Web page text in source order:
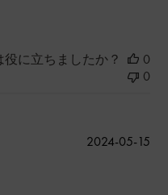
に立ちましたか？
0
0
公
2024-05-15